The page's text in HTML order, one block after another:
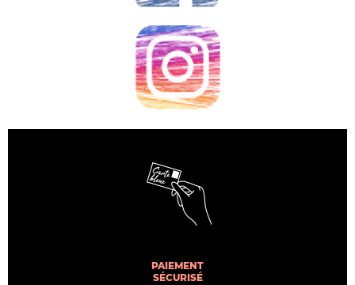
PAIEMENT
SÉCURISÉ